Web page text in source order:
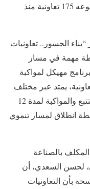
بذلك عدد التعاونيات المتوجة إلى ما مجموعه 175 تعاونية منذ
الجسور.. تعاونيات
مهمة في مسار
مهيكل لمواكبة
يمتد عبر مختلف
مراحل التطوير؛ من الانتقاء الأولي إلى التتبع والمواكبة لمدة 12
انطلاق لمسار تنموي
بالصناعة
لحسن السعدي، أن
بأن التعاونيات